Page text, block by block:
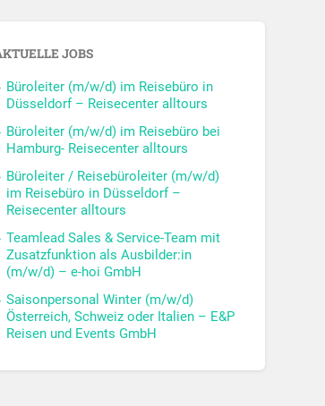
JOBS
Büroleiter (m/w/d) im Reisebüro in
Düsseldorf – Reisecenter alltours
Büroleiter (m/w/d) im Reisebüro bei
Hamburg- Reisecenter alltours
Büroleiter / Reisebüroleiter (m/w/d)
im Reisebüro in Düsseldorf –
Reisecenter alltours
Teamlead Sales & Service-Team mit
Zusatzfunktion als Ausbilder:in
(m/w/d) – e-hoi GmbH
Saisonpersonal Winter (m/w/d)
Österreich, Schweiz oder Italien – E&P
Reisen und Events GmbH